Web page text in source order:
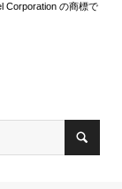
Corporation の商標で